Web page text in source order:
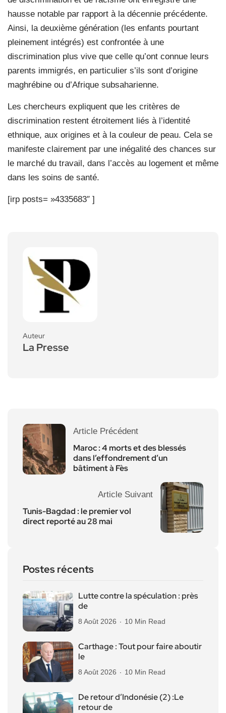
hausse notable par rapport à la décennie précédente.
Ainsi, la deuxième génération (les enfants pourtant
pleinement intégrés) est confrontée à une
discrimination plus vive que celle qu’ont connue leurs
parents immigrés, en particulier s’ils sont d’origine
maghrébine ou d’Afrique subsaharienne.
Les chercheurs expliquent que les critères de
discrimination restent étroitement liés à l’identité
ethnique, aux origines et à la couleur de peau. Cela se
manifeste clairement par une inégalité des chances sur
le marché du travail, dans l’accès au logement et même
dans les soins de santé.
[irp posts= »4335683″ ]
Auteur
La Presse
Article Précédent
Maroc : 4 morts et des blessés
dans l’effondrement d’un
bâtiment à Fès
Article Suivant
Tunis-Bagdad : le premier vol
direct reporté au 28 mai
Postes récents
Lutte contre la spéculation : près
de
8 Août 2026 10 Min Read
Carthage : Tout pour faire aboutir
le
8 Août 2026 10 Min Read
De retour d’Indonésie (2) :Le
retour de